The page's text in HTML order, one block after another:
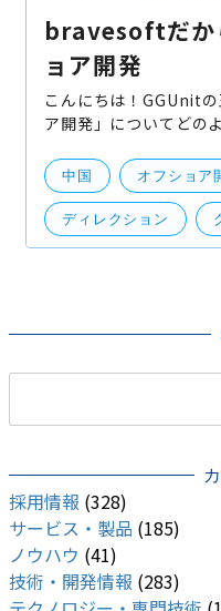
bravesoftだか
ョア開発
こんにちは！GGUnitの王です。 皆
ア開発」についてどの
れる」一方で「品質が
いる方
中国 オフショア
ディレクション
採用情報 (328)
サービス・製品 (185)
ノウハウ (41)
技術・開発情報 (283)